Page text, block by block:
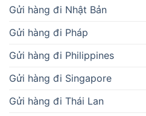
Gửi hàng đi Nhật Bản
Gửi hàng đi Pháp
Gửi hàng đi Philippines
Gửi hàng đi Singapore
Gửi hàng đi Thái Lan